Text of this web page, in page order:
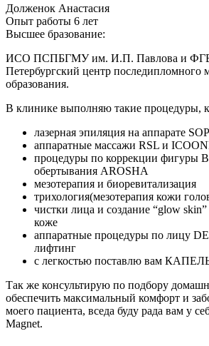
Долженок Анастасия
Опыт работы 6 лет
Высшее бразование:
ИСО ПСПБГМУ им. И.П. Павлова и
Петербургский центр последипломного
образования.
В клинике выполняю такие процедуры,
лазерная эпиляция на аппарате
аппаратные массажи RSL и
процедуры по коррекции фигуры
обертывания AROSHA
мезотерапия и биоревитализация
трихология(мезотерапия кожи
чистки лица и создание “glow
коже
аппаратные процедуры по лицу
лифтинг
с легкостью поставлю вам
Так же консультирую по подбору
обеспечить максимальный комфорт и
моего пациента, вседа буду рада вам у
Magnet.